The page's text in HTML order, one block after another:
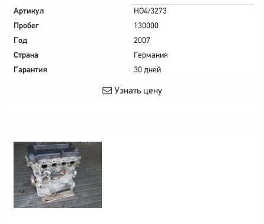
Артикул
HO4/3273
Пробег
130000
Год
2007
Страна
Германия
Гарантия
30 дней
Узнать цену